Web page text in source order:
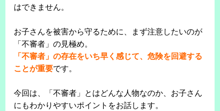
はできません。
お子さんを被害から守るために、まず注意したいのが
「不審者」の見極め。
「不審者」の存在をいち早く感じて、危険を回避する
ことが重要です。
今回は、「不審者」とはどんな人物なのか、お子さん
にもわかりやすいポイントをお話します。